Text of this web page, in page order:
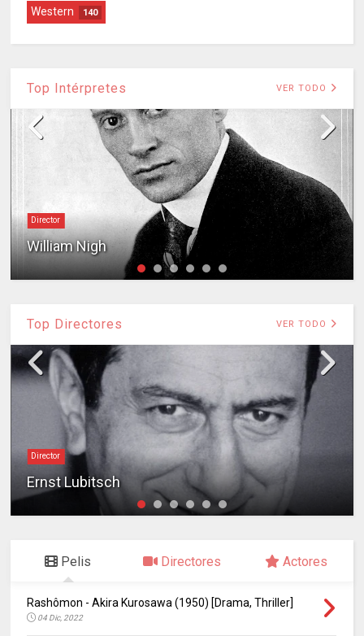
Western 140
Top Intérpretes VER TODO
Director
William Nigh
Top Directores VER TODO
Director
Ernst Lubitsch
Pelis Directores Actores
Rashômon - Akira Kurosawa (1950) [Drama, Thriller]
04 Dic, 2022